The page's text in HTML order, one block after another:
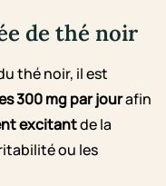
de thé noir
thé noir, il est
300 mg par jourafin
excitantde la
ou les